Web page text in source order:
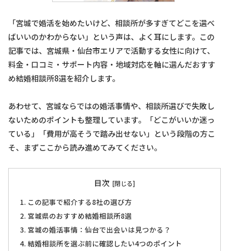
「宮城で婚活を始めたいけど、相談所が多すぎてどこを選べ
ばいいのかわからない」という声は、よく耳にします。この
記事では、宮城県・仙台市エリアで活動する女性に向けて、
料金・口コミ・サポート内容・地域対応を軸に選んだおすす
め結婚相談所8選を紹介します。
あわせて、宮城ならではの婚活事情や、相談所選びで失敗し
ないためのポイントも整理しています。「どこがいいか迷っ
ている」「費用が高そうで踏み出せない」という段階の方こ
そ、まずここから読み進めてみてください。
目次
この記事で紹介する8社の選び方
宮城県のおすすめ結婚相談所8選
宮城の婚活事情：仙台で出会いは見つかる？
結婚相談所を選ぶ前に確認したい4つのポイント